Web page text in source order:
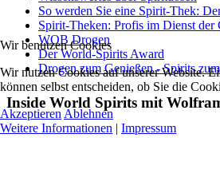
So werden Sie eine Spirit-Thek:
Spirit-Theken: Profis im Dienst der
WOB Drogen
Der World-Spirits Award
Drogen zum Genießen - Spirits
Inside World Spirits mit
Wir benutzen Cookies
Wir nutzen Cookies auf unserer Website.
können selbst entscheiden, ob Sie die
Akzeptieren Ablehnen
Weitere Informationen | Impressum